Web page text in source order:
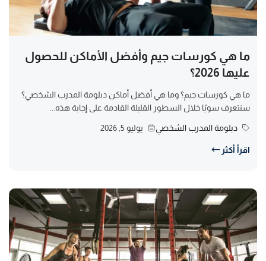
ما هي كورسات جيم وأفضل الأماكن للحصول
عليها 2026؟
ما هي كورسات جيم؟ وما هي أفضل أماكن دبلومة المدرب الشخصي؟
سنتعرف سويًا خلال السطور القليلة القادمة على إجابة هذه...
دبلومة المدرب الشخصي يوليو 5, 2026
اقرأ أكثر